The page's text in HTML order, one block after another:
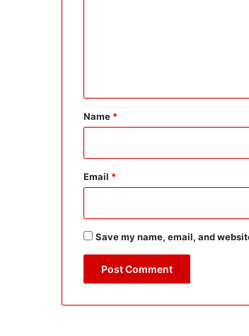
*
Name *
Email *
Save my name, email, and